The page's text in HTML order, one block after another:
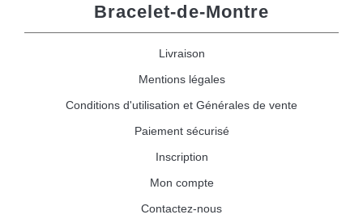
Bracelet-de-Montre
Livraison
Mentions légales
Conditions d'utilisation et Générales de vente
Paiement sécurisé
Inscription
Mon compte
Contactez-nous